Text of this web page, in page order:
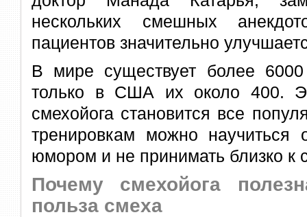
нескольких смешных
пациентов значительно
В мире существует более 6000
только в США их около 400.
смехойога становится все
тренировкам можно научиться
юмором и не принимать близко к
Почему смехойога
польза смеха